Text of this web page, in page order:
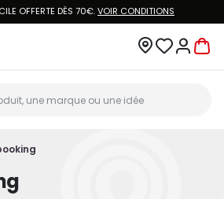
OFFERTE DÈS 70€.VOIR CONDITIONS